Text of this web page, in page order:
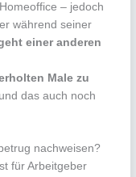
– jedoch
während seiner
einer anderen
Male zu
das auch noch
nachweisen?
für Arbeitgeber